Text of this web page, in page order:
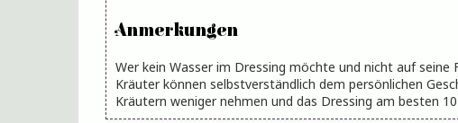
Anmerkungen
Wer kein Wasser im Dressing möchte und nicht auf
Kräuter können selbstverständlich dem persönlichen
Kräutern weniger nehmen und das Dressing am besten